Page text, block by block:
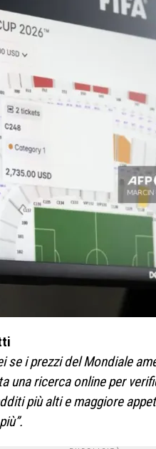
se i prezzi del Mondiale
una ricerca online per
più alti e maggiore